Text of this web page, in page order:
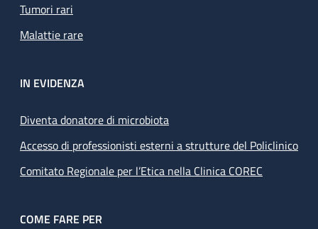
Tumori rari
Malattie rare
IN EVIDENZA
Diventa donatore di microbiota
Accesso di professionisti esterni a strutture del Policlinico
Comitato Regionale per l’Etica nella Clinica COREC
COME FARE PER